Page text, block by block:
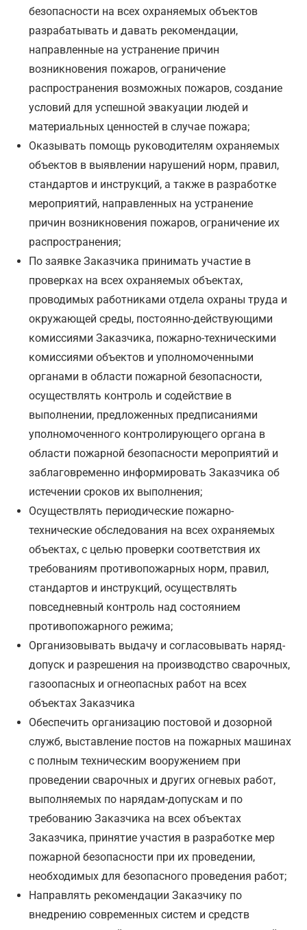
безопасности на всех охраняемых объектов
разрабатывать и давать рекомендации,
направленные на устранение причин
возникновения пожаров, ограничение
распространения возможных пожаров, создание
условий для успешной эвакуации людей и
материальных ценностей в случае пожара;
Оказывать помощь руководителям охраняемых
объектов в выявлении нарушений норм, правил,
стандартов и инструкций, а также в разработке
мероприятий, направленных на устранение
причин возникновения пожаров, ограничение их
распространения;
По заявке Заказчика принимать участие в
проверках на всех охраняемых объектах,
проводимых работниками отдела охраны труда и
окружающей среды, постоянно-действующими
комиссиями Заказчика, пожарно-техническими
комиссиями объектов и уполномоченными
органами в области пожарной безопасности,
осуществлять контроль и содействие в
выполнении, предложенных предписаниями
уполномоченного контролирующего органа в
области пожарной безопасности мероприятий и
заблаговременно информировать Заказчика об
истечении сроков их выполнения;
Осуществлять периодические пожарно-
технические обследования на всех охраняемых
объектах, с целью проверки соответствия их
требованиям противопожарных норм, правил,
стандартов и инструкций, осуществлять
повседневный контроль над состоянием
противопожарного режима;
Организовывать выдачу и согласовывать наряд-
допуск и разрешения на производство сварочных,
газоопасных и огнеопасных работ на всех
объектах Заказчика
Обеспечить организацию постовой и дозорной
служб, выставление постов на пожарных машинах
с полным техническим вооружением при
проведении сварочных и других огневых работ,
выполняемых по нарядам-допускам и по
требованию Заказчика на всех объектах
Заказчика, принятие участия в разработке мер
пожарной безопасности при их проведении,
необходимых для безопасного проведения работ;
Направлять рекомендации Заказчику по
внедрению современных систем и средств